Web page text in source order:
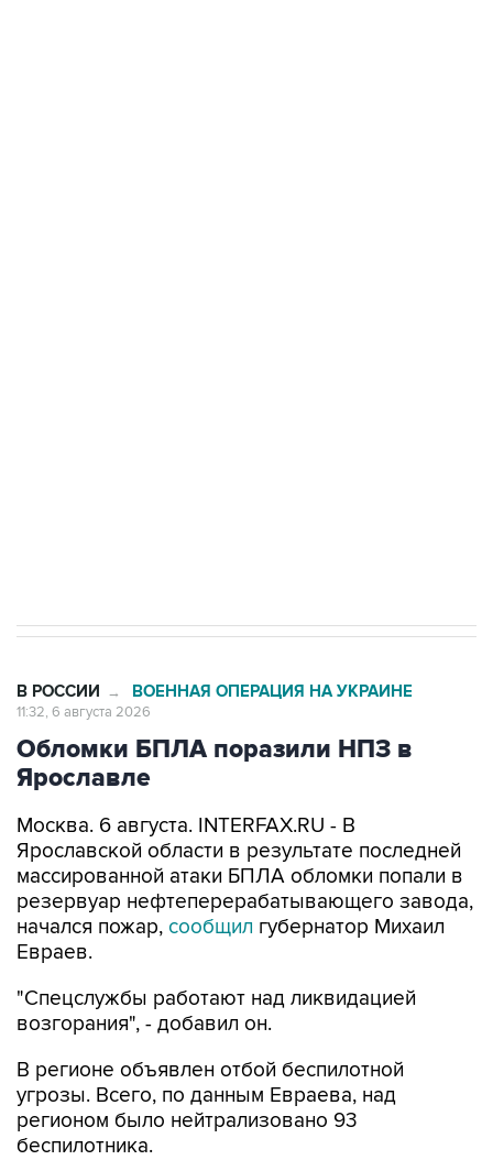
В РОССИИ → ВОЕННАЯ ОПЕРАЦИЯ НА УКРАИНЕ
11:32, 6 августа 2026
Обломки БПЛА поразили НПЗ в
Ярославле
Москва. 6 августа. INTERFAX.RU - В
Ярославской области в результате последней
массированной атаки БПЛА обломки попали в
резервуар нефтеперерабатывающего завода,
начался пожар, сообщил губернатор Михаил
Евраев.
"Спецслужбы работают над ликвидацией
возгорания", - добавил он.
В регионе объявлен отбой беспилотной
угрозы. Всего, по данным Евраева, над
регионом было нейтрализовано 93
беспилотника.